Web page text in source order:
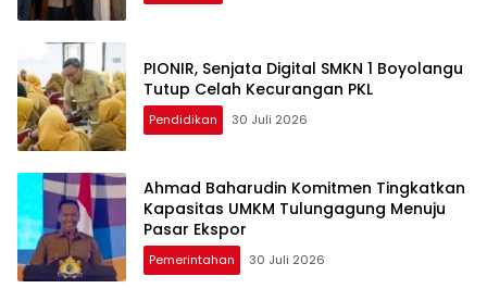
PIONIR, Senjata Digital SMKN 1 Boyolangu
Tutup Celah Kecurangan PKL
Pendidikan 30 Juli 2026
Ahmad Baharudin Komitmen Tingkatkan
Kapasitas UMKM Tulungagung Menuju
Pasar Ekspor
Pemerintahan 30 Juli 2026